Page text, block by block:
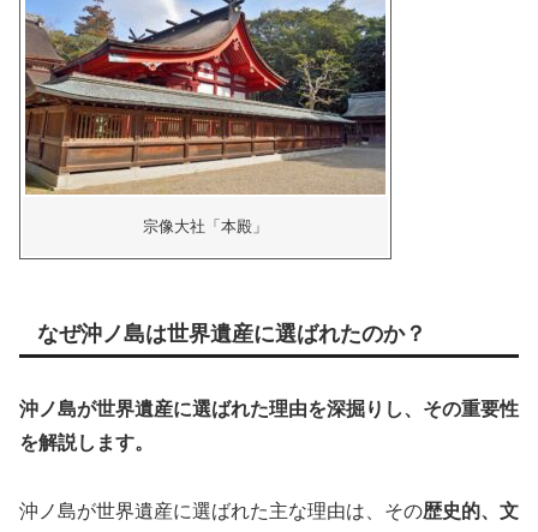
宗像大社「本殿」
なぜ沖ノ島は世界遺産に選ばれたのか？
沖ノ島が世界遺産に選ばれた理由を深掘りし、その重要性
を解説します。
沖ノ島が世界遺産に選ばれた主な理由は、その歴史的、文